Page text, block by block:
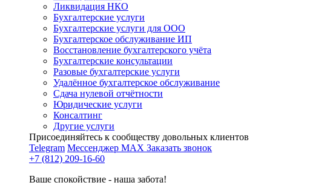
Ликвидация НКО
Бухгалтерские услуги
Бухгалтерские услуги для ООО
Бухгалтерское обслуживание ИП
Восстановление бухгалтерского учёта
Бухгалтерские консультации
Разовые бухгалтерские услуги
Удалённое бухгалтерское обслуживание
Сдача нулевой отчётности
Юридические услуги
Консалтинг
Другие услуги
Присоединяйтесь к сообществу довольных клиентов
Telegram Мессенджер MAX Заказать звонок
+7 (812) 209-16-60
Ваше спокойствие - наша забота!